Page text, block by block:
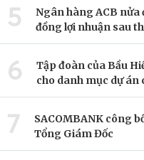
5
Ngân hàng ACB nửa
đồng lợi nhuận sau
6
Tập đoàn của Bầu
cho danh mục dự án
7
SACOMBANK công
Tổng Giám Đốc